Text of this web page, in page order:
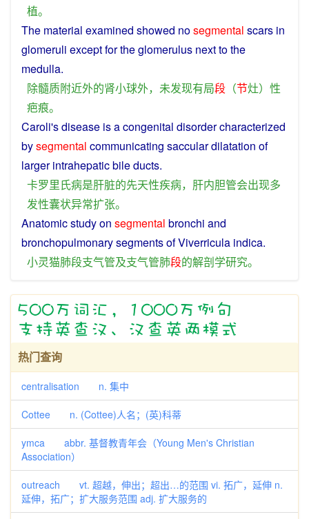
植。
The material examined showed nosegmental scars in
glomeruli exceptfor theglomerulus next to the
medulla.
除髓质附近外的肾小球外， 未发现有局段 （节灶） 性
疤痕。
Caroli'sdisease isacongenital disordercharacterized
bysegmental communicating sacculardilatation of
largerintrahepaticbile ducts.
卡罗里氏病是肝脏的先天性疾病， 肝内胆管会出现多
发性囊状异常扩张。
Anatomicstudyon segmental bronchi and
bronchopulmonarysegmentsofViverricula indica.
小灵猫肺段支气管及支气管肺段的解剖学研究。
热门查询
centralisation n. 集中
Cottee n. (Cottee)人名；(英)科蒂
ymca abbr. 基督教青年会（Young Men's Christian
Association）
outreach vt. 超越，伸出；超出…的范围 vi. 拓广，延伸 n.
延伸，拓广；扩大服务范围 adj. 扩大服务的